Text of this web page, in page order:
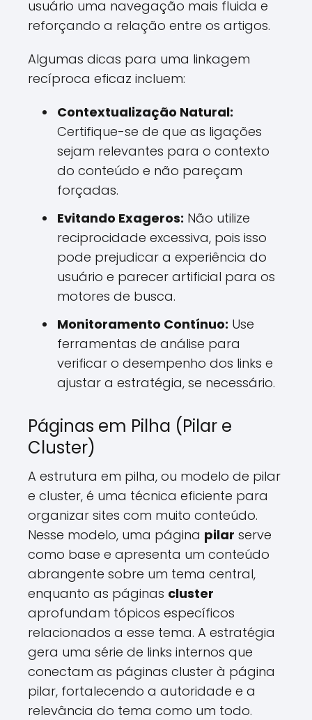
usuário uma navegação mais fluida e
reforçando a relação entre os artigos.
Algumas dicas para uma linkagem
recíproca eficaz incluem:
Contextualização Natural:
Certifique-se de que as ligações
sejam relevantes para o contexto
do conteúdo e não pareçam
forçadas.
Evitando Exageros: Não utilize
reciprocidade excessiva, pois isso
pode prejudicar a experiência do
usuário e parecer artificial para os
motores de busca.
Monitoramento Contínuo: Use
ferramentas de análise para
verificar o desempenho dos links e
ajustar a estratégia, se necessário.
Páginas em Pilha (Pilar e
Cluster)
A estrutura em pilha, ou modelo de pilar
e cluster, é uma técnica eficiente para
organizar sites com muito conteúdo.
Nesse modelo, uma página pilar serve
como base e apresenta um conteúdo
abrangente sobre um tema central,
enquanto as páginas cluster
aprofundam tópicos específicos
relacionados a esse tema. A estratégia
gera uma série de links internos que
conectam as páginas cluster à página
pilar, fortalecendo a autoridade e a
relevância do tema como um todo.